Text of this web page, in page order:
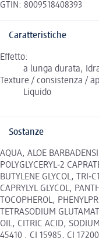
GTIN: 8009518408393
Caratteristiche
Effetto:
a lunga durata,
Texture / consistenza /
Liquido
Sostanze
AQUA, ALOE
POLYGLYCERYL‐2
BUTYLENE GLYCOL,
CAPRYLYL GLYCOL,
TOCOPHEROL,
TETRASODIUM
OIL, CITRIC ACID,
45410 , CI 15985, CI